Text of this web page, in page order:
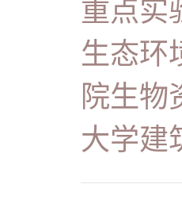
重点实
生态环
院生物
大学建